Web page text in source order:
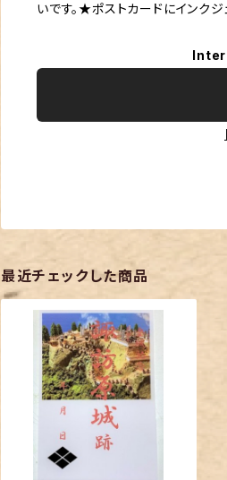
いです。★ポストカードにインクジ
最近チェックした商品